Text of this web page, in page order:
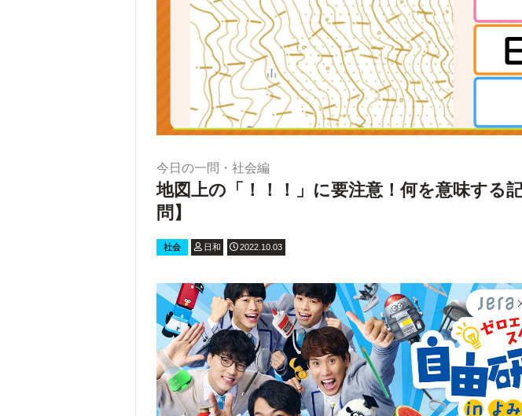
今日の一問・社会編
地図上の「！！！」に要注意！何を意味する
問】
社会 日和 2022.10.03